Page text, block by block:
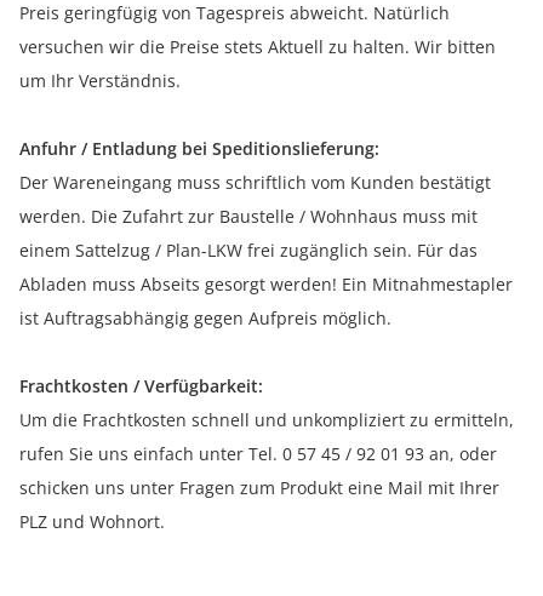
Preis geringfügig von Tagespreis abweicht. Natürlich
versuchen wir die Preise stets Aktuell zu halten. Wir bitten
um Ihr Verständnis.
Anfuhr / Entladung bei Speditionslieferung:
Der Wareneingang muss schriftlich vom Kunden bestätigt
werden. Die Zufahrt zur Baustelle / Wohnhaus muss mit
einem Sattelzug / Plan-LKW frei zugänglich sein. Für das
Abladen muss Abseits gesorgt werden! Ein Mitnahmestapler
ist Auftragsabhängig gegen Aufpreis möglich.
Frachtkosten / Verfügbarkeit:
Um die Frachtkosten schnell und unkompliziert zu ermitteln,
rufen Sie uns einfach unter Tel. 0 57 45 / 92 01 93 an, oder
schicken uns unter Fragen zum Produkt eine Mail mit Ihrer
PLZ und Wohnort.